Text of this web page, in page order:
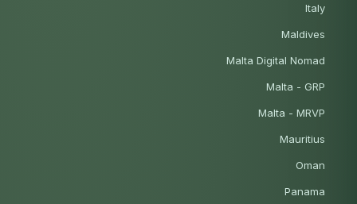
Italy
Maldives
Malta Digital Nomad
Malta - GRP
Malta - MRVP
Mauritius
Oman
Panama